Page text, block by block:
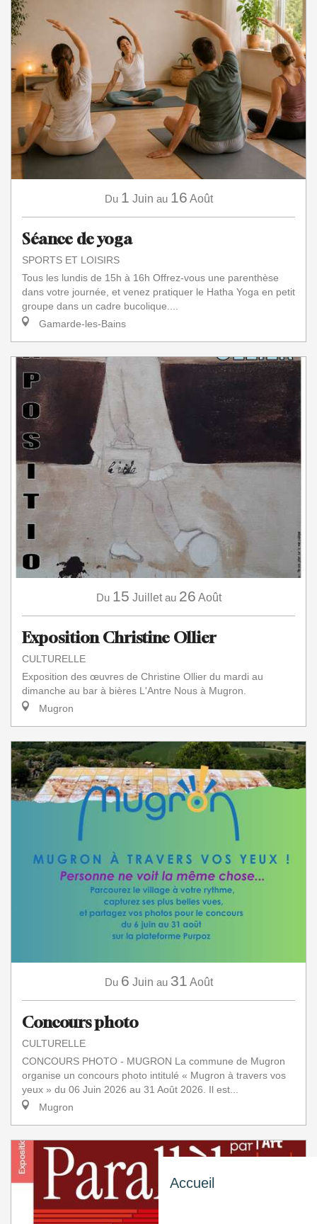
Accueil
Du 1 Juin au 16 Août
Séance de yoga
SPORTS ET LOISIRS
Tous les lundis de 15h à 16h Offrez-vous une parenthèse
dans votre journée, et venez pratiquer le Hatha Yoga en petit
groupe dans un cadre bucolique....
Gamarde-les-Bains
Du 15 Juillet au 26 Août
Exposition Christine Ollier
CULTURELLE
Exposition des œuvres de Christine Ollier du mardi au
dimanche au bar à bières L'Antre Nous à Mugron.
Mugron
Du 6 Juin au 31 Août
Concours photo
CULTURELLE
CONCOURS PHOTO - MUGRON La commune de Mugron
organise un concours photo intitulé « Mugron à travers vos
yeux » du 06 Juin 2026 au 31 Août 2026. Il est...
Mugron